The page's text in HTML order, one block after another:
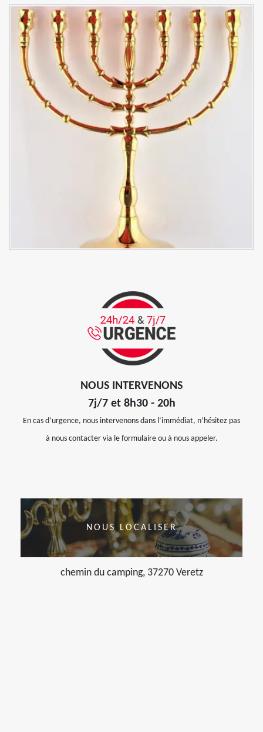
NOUS INTERVENONS
7j/7 et 8h30 - 20h
En cas d’urgence, nous intervenons dans l’immédiat, n’hésitez pas
à nous contacter via le formulaire ou à nous appeler.
NOUS LOCALISER
chemin du camping, 37270 Veretz